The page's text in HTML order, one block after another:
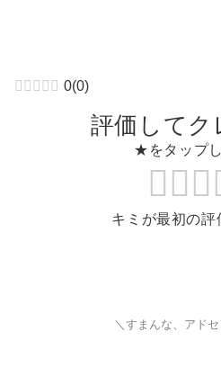
0(0)
評価してク
★をタップし
キミが最初の評
＼すまんな、アド